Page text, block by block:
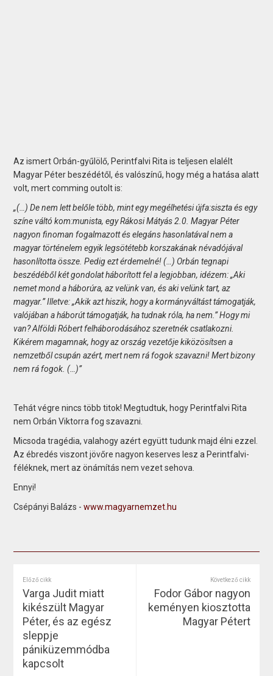
Az ismert Orbán-gyűlölő, Perintfalvi Rita is teljesen elalélt
Magyar Péter beszédétől, és valószínű, hogy még a hatása alatt
volt, mert comming outolt is:
„(…) De nem lett belőle több, mint egy megélhetési újfa:siszta és egy
színe váltó kom:munista, egy Rákosi Mátyás 2.0. Magyar Péter
nagyon finoman fogalmazott és elegáns hasonlatával nem a
magyar történelem egyik legsötétebb korszakának névadójával
hasonlította össze. Pedig ezt érdemelné! (…) Orbán tegnapi
beszédéből két gondolat háborított fel a legjobban, idézem: „Aki
nemet mond a háborúra, az velünk van, és aki velünk tart, az
magyar.” Illetve: „Akik azt hiszik, hogy a kormányváltást támogatják,
valójában a háborút támogatják, ha tudnak róla, ha nem.” Hogy mi
van? Alföldi Róbert felháborodásához szeretnék csatlakozni.
Kikérem magamnak, hogy az ország vezetője kiközösítsen a
nemzetből csupán azért, mert nem rá fogok szavazni! Mert bizony
nem rá fogok. (…)”
Tehát végre nincs több titok! Megtudtuk, hogy Perintfalvi Rita
nem Orbán Viktorra fog szavazni.
Micsoda tragédia, valahogy azért együtt tudunk majd élni ezzel.
Az ébredés viszont jövőre nagyon keserves lesz a Perintfalvi-
féléknek, mert az önámítás nem vezet sehova.
Ennyi!
Csépányi Balázs - www.magyarnemzet.hu
Előző cikk
Varga Judit miatt
kikészült Magyar
Péter, és az egész
sleppje
pániküzemmódba
kapcsolt
Következő cikk
Fodor Gábor nagyon
keményen kiosztotta
Magyar Pétert